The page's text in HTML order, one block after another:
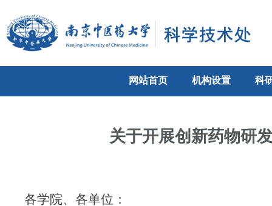
网站首页 机构设置 科
关于开展创新药物研
各学院、各单位：